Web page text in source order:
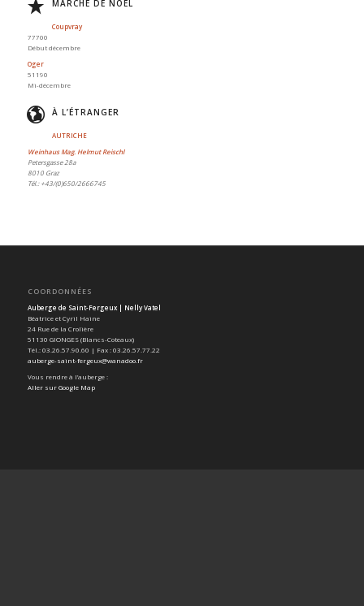
MARCHÉ DE NOËL
Coupvray
77700
Début décembre
Oger
51190
Mi-décembre
À L’ÉTRANGER
AUTRICHE
Weinhaus Mag. Helmut Reischl
Petersgasse 28a
8010 Graz
Tél.: +43/(0)650/2666745
COORDONNÉES
Auberge de Saint-Fergeux | Nelly Vatel
Béatrice et Cyril Haine
24 Rue de la Crolière
51130 GIONGES (Blancs-Coteaux)
Tél.: 03.26.57.90.60 | Fax : 03.26.57.77.22
auberge-saint-fergeux@wanadoo.fr
Vous rendre à l’auberge :
Aller sur Google Map